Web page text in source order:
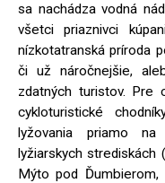
sa nachádza vodná
všetci priaznivci
nízkotatranská príroda
či už náročnejšie,
zdatných turistov. Pre
cykloturistické
lyžovania priamo
lyžiarskych strediskách
Mýto pod